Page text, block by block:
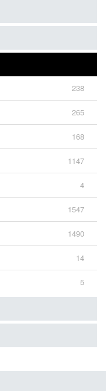
238
265
168
1147
4
1547
1490
14
5